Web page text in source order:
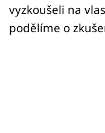
vyzkoušeli na
podělíme o